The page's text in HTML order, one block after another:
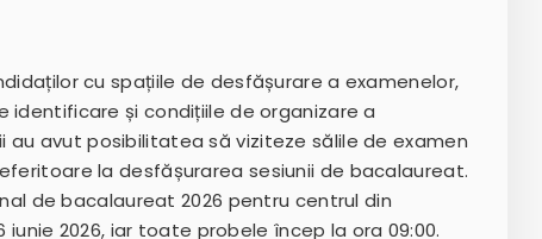
cu spațiile de desfășurare a examenelor,
identificare și condițiile de organizare a
au avut posibilitatea să viziteze sălile de examen
la desfășurarea sesiunii de bacalaureat.
de bacalaureat 2026 pentru centrul din
2026, iar toate probele încep la ora 09:00.